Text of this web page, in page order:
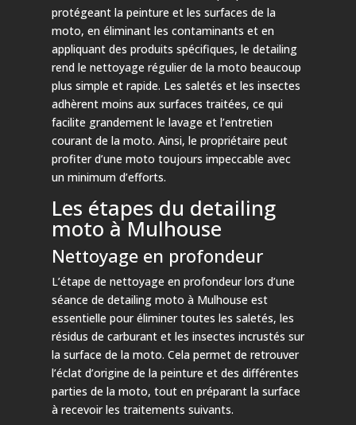
protégeant la peinture et les surfaces de la
moto, en éliminant les contaminants et en
appliquant des produits spécifiques, le detailing
rend le nettoyage régulier de la moto beaucoup
plus simple et rapide. Les saletés et les insectes
adhèrent moins aux surfaces traitées, ce qui
facilite grandement le lavage et l’entretien
courant de la moto. Ainsi, le propriétaire peut
profiter d’une moto toujours impeccable avec
un minimum d’efforts.
Les étapes du detailing
moto à Mulhouse
Nettoyage en profondeur
L’étape de nettoyage en profondeur lors d’une
séance de detailing moto à Mulhouse est
essentielle pour éliminer toutes les saletés, les
résidus de carburant et les insectes incrustés sur
la surface de la moto. Cela permet de retrouver
l’éclat d’origine de la peinture et des différentes
parties de la moto, tout en préparant la surface
à recevoir les traitements suivants.